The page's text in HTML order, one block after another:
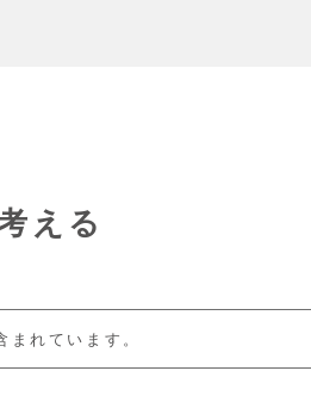
える
まれています。